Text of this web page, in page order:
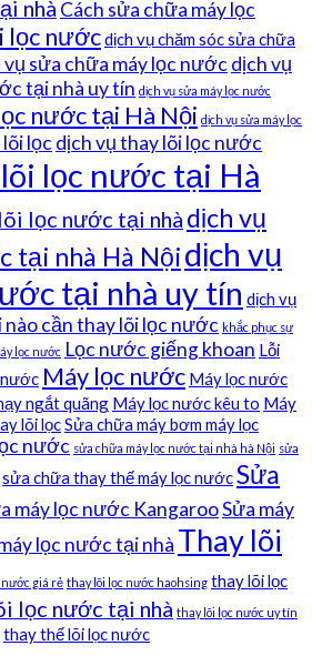
nhà Cách sửa chữa máy lọc
lọc nướcdịch vụ chăm sóc sửa chữa
vụ sửa chữa máy lọc nước dịch vụ
tại nhà uy tín dịch vụ sửa máy lọc nước
nước tại Hà Nội dịch vụ sửa máy lọc
lọc dịch vụ thay lõi lọc nước
lọc nước tại Hà
lọc nước tại nhà dịch vụ
tại nhà Hà Nộidịch vụ
tại nhà uy tín dịch vụ
nào cần thay lõi lọc nước khắc phục sự
lọc nước Lọc nước giếng khoan Lỗi
Máy lọc nước Máy lọc nước
ngắt quãng Máy lọc nước kêu to Máy
lõi lọcSửa chữa máy bơm máy lọc
nước sửa chữa máy lọc nước tại nhà hà Nội sửa
sửa chữa thay thế máy lọc nướcSửa
máy lọc nước KangarooSửa máy
lọc nước tại nhà Thay lõi
giá rẻ thay lõi lọc nước haohsing thay lõi lọc
lọc nước tại nhà thay lõi lọc nước uy tín
thay thế lõi lọc nước